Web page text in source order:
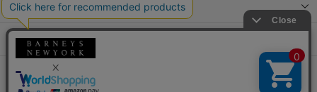
店舗情報
サービス